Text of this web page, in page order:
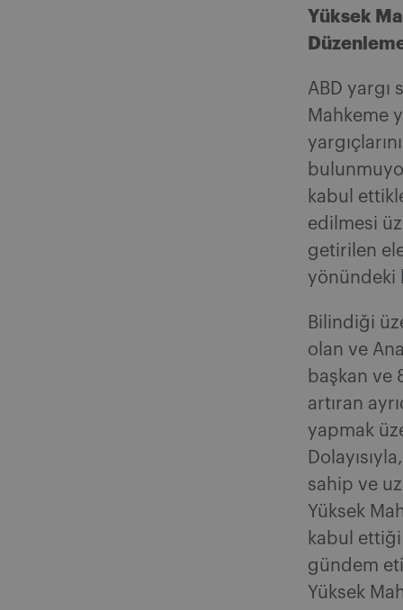
Yüksek
ABD yargı
Mahkeme
kabul
edilmesi
getirilen
yönündeki
Bilindiği
olan ve
başkan ve
artıran
yapmak
sahip ve
Yüksek
kabul ettiği
gündem
Yüksek